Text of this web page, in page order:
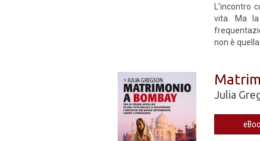
L’incontro
vita. Ma
non è
Julia